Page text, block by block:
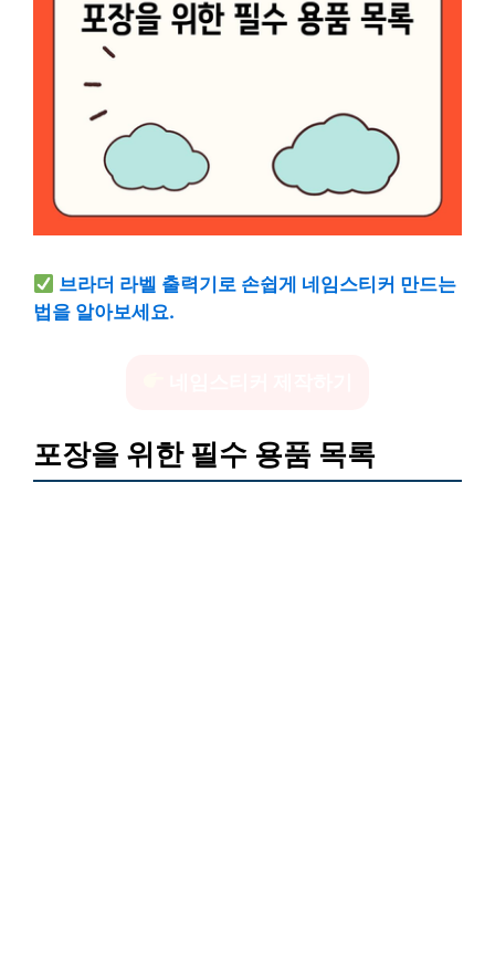
브라더 라벨 출력기로 손쉽게 네임스티커 만드는
법을 알아보세요.
포장을 위한 필수 용품 목록